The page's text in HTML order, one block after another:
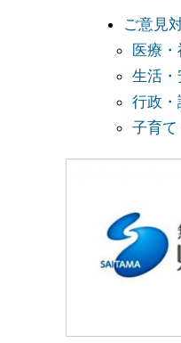
ご意見
医療
生活・
行政・
子育